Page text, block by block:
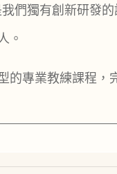
們獨有創新研發
。
的專業教練課程，